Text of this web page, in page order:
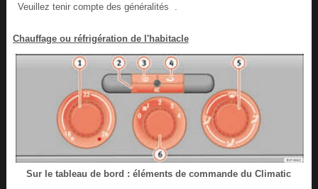
Veuillez tenir compte des généralités .
Chauffage ou réfrigération de l'habitacle
Sur le tableau de bord : éléments de commande du Climatic